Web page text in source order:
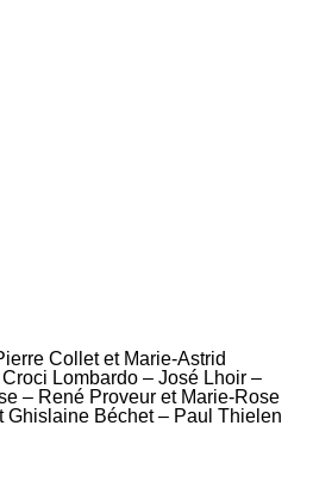
Collet et Marie-Astrid
Lombardo – José Lhoir –
– René Proveur et Marie-Rose
Ghislaine Béchet – Paul Thielen